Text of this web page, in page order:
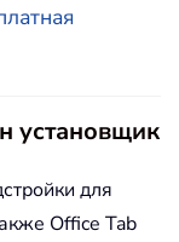
установщик
для
Office Tab